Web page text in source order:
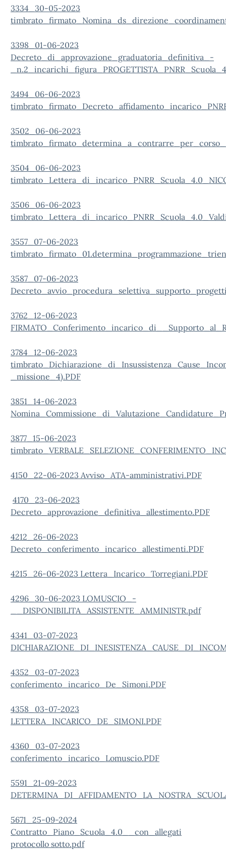
3334_30-05-2023
3398_01-06-2023
Decreto_di_approvazione_graduatoria_definitiva_-
3494_06-06-2023
3502_06-06-2023
3504_06-06-2023
3506_06-06-2023
3557_07-06-2023
3587_07-06-2023
3762_12-06-2023
3784_12-06-2023
_missione_4).PDF
3851_14-06-2023
3877_15-06-2023
4150_22-06-2023 Avviso_ATA-amministrativi.PDF
4170_23-06-2023
Decreto_approvazione_definitiva_allestimento.PDF
4212_26-06-2023
Decreto_conferimento_incarico_allestimenti.PDF
4215_26-06-2023 Lettera_Incarico_Torregiani.PDF
4296_30-06-2023 LOMUSCIO_-
__DISPONIBILITA_ASSISTENTE_AMMINISTR.pdf
4341_03-07-2023
4352_03-07-2023
conferimento_incarico_De_Simoni.PDF
4358_03-07-2023
LETTERA_INCARICO_DE_SIMONI.PDF
4360_03-07-2023
conferimento_incarico_Lomuscio.PDF
5591_21-09-2023
5671_25-09-2024
Contratto_Piano_Scuola_4.0__con_allegati
protocollo sotto.pdf